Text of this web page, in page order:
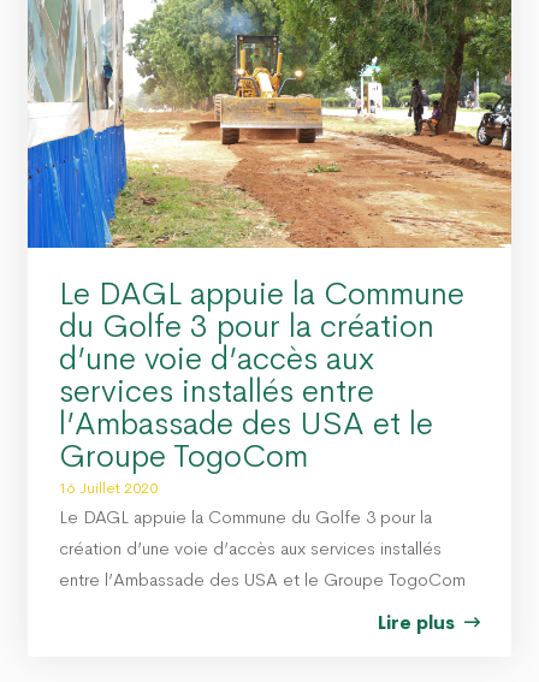
Le DAGL appuie la Commune
du Golfe 3 pour la création
d’une voie d’accès aux
services installés entre
l’Ambassade des USA et le
Groupe TogoCom
16 Juillet 2020
Le DAGL appuie la Commune du Golfe 3 pour la
création d’une voie d’accès aux services installés
entre l’Ambassade des USA et le Groupe TogoCom
Lire plus